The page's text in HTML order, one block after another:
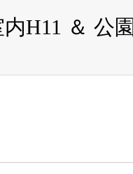
H11 ＆ 公園